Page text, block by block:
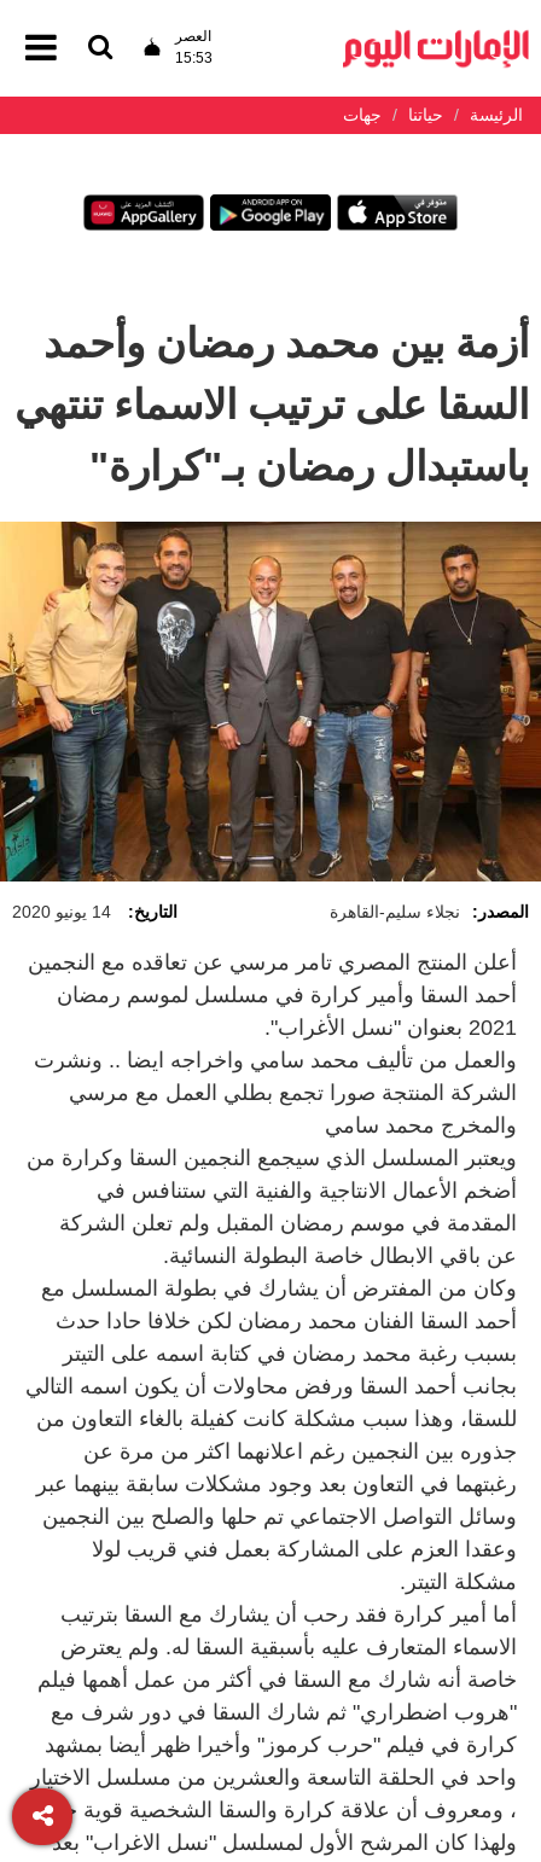
العصر
15:53
الرئيسة حياتنا جهات
أزمة بين محمد رمضان وأحمد
السقا على ترتيب الاسماء تنتهي
باستبدال رمضان بـ"كرارة"
المصدر: نجلاء سليم-القاهرة التاريخ: 14 يونيو 2020
أعلن المنتج المصري تامر مرسي عن تعاقده مع النجمين
أحمد السقا وأمير كرارة في مسلسل لموسم رمضان
2021 بعنوان "نسل الأغراب".
والعمل من تأليف محمد سامي واخراجه ايضا .. ونشرت
الشركة المنتجة صورا تجمع بطلي العمل مع مرسي
والمخرج محمد سامي
ويعتبر المسلسل الذي سيجمع النجمين السقا وكرارة من
أضخم الأعمال الانتاجية والفنية التي ستنافس في
المقدمة في موسم رمضان المقبل ولم تعلن الشركة
عن باقي الابطال خاصة البطولة النسائية.
وكان من المفترض أن يشارك في بطولة المسلسل مع
أحمد السقا الفنان محمد رمضان لكن خلافا حادا حدث
بسبب رغبة محمد رمضان في كتابة اسمه على التيتر
بجانب أحمد السقا ورفض محاولات أن يكون اسمه التالي
للسقا، وهذا سبب مشكلة كانت كفيلة بالغاء التعاون من
جذوره بين النجمين رغم اعلانهما اكثر من مرة عن
رغبتهما في التعاون بعد وجود مشكلات سابقة بينهما عبر
وسائل التواصل الاجتماعي تم حلها والصلح بين النجمين
وعقدا العزم على المشاركة بعمل فني قريب لولا
مشكلة التيتر.
أما أمير كرارة فقد رحب أن يشارك مع السقا بترتيب
الاسماء المتعارف عليه بأسبقية السقا له. ولم يعترض
خاصة أنه شارك مع السقا في أكثر من عمل أهمها فيلم
"هروب اضطراري" ثم شارك السقا في دور شرف مع
كرارة في فيلم "حرب كرموز" وأخيرا ظهر أيضا بمشهد
واحد في الحلقة التاسعة والعشرين من مسلسل الاختيار
، ومعروف أن علاقة كرارة والسقا الشخصية قوية جدا
ولهذا كان المرشح الأول لمسلسل "نسل الاغراب" بعد